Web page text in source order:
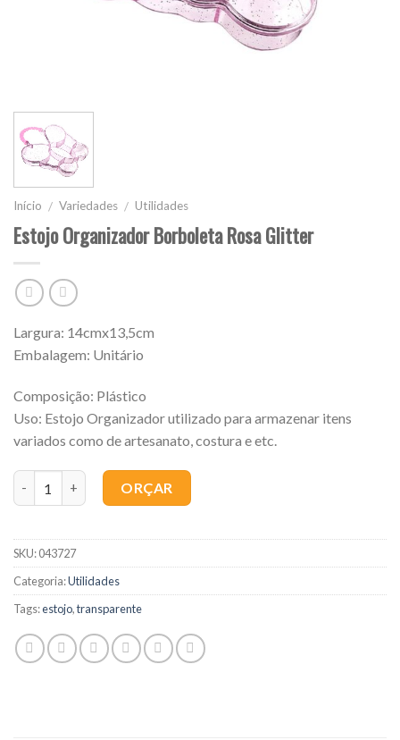
Início / Variedades / Utilidades
Estojo Organizador Borboleta Rosa Glitter
Largura: 14cmx13,5cm
Embalagem: Unitário
Composição: Plástico
Uso: Estojo Organizador utilizado para armazenar itens
variados como de artesanato, costura e etc.
ORÇAR
SKU:043727
Categoria:Utilidades
Tags:estojo,transparente